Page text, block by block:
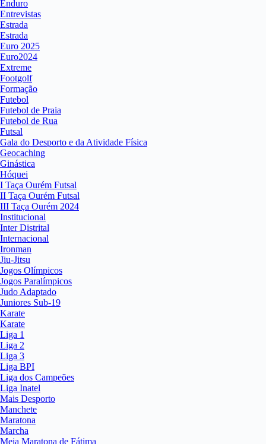
Enduro
Entrevistas
Estrada
Estrada
Euro 2025
Euro2024
Extreme
Footgolf
Formação
Futebol
Futebol de Praia
Futebol de Rua
Futsal
Gala do Desporto e da Atividade Física
Geocaching
Ginástica
Hóquei
I Taça Ourém Futsal
II Taça Ourém Futsal
III Taça Ourém 2024
Institucional
Inter Distrital
Internacional
Ironman
Jiu-Jitsu
Jogos Olímpicos
Jogos Paralímpicos
Judo Adaptado
Juniores Sub-19
Karate
Karate
Liga 1
Liga 2
Liga 3
Liga BPI
Liga dos Campeões
Liga Inatel
Mais Desporto
Manchete
Maratona
Marcha
Meia Maratona de Fátima